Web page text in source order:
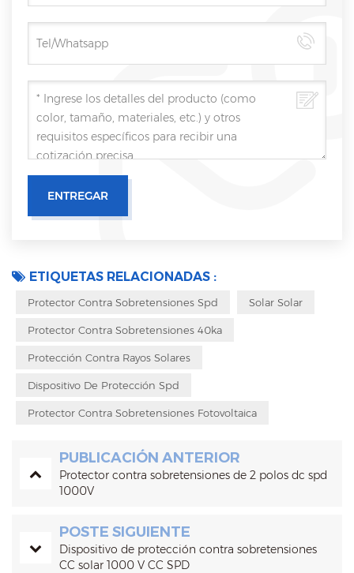
ETIQUETAS RELACIONADAS :
Protector Contra Sobretensiones Spd Solar Solar
Protector Contra Sobretensiones 40ka
Protección Contra Rayos Solares
Dispositivo De Protección Spd
Protector Contra Sobretensiones Fotovoltaica
PUBLICACIÓN ANTERIOR
Protector contra sobretensiones de 2 polos dc spd
1000V
POSTE SIGUIENTE
Dispositivo de protección contra sobretensiones
CC solar 1000 V CC SPD